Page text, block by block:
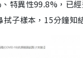
特異性99.8%，已
子樣本，15分鐘知